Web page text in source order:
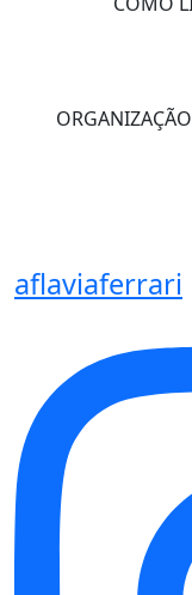
aflaviaferrari